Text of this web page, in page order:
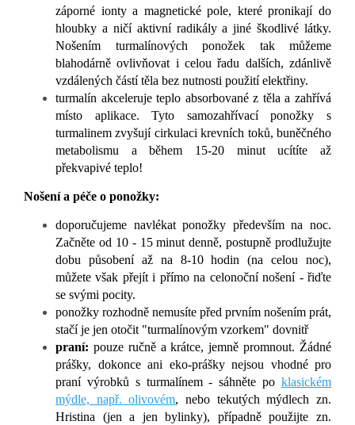
záporné ionty a magnetické pole, které pronikají do
hloubky a ničí aktivní radikály a jiné škodlivé látky.
Nošením turmalínových ponožek tak můžeme
blahodárně ovlivňovat i celou řadu dalších, zdánlivě
vzdálených částí těla bez nutnosti použití elektřiny.
turmalín akceleruje teplo absorbované z těla a zahřívá
místo aplikace. Tyto samozahřívací ponožky s
turmalinem zvyšují cirkulaci krevních toků, buněčného
metabolismu a během 15-20 minut ucítíte až
překvapivé teplo!
Nošení a péče o ponožky:
doporučujeme navlékat ponožky především na noc.
Začněte od 10 - 15 minut denně, postupně prodlužujte
dobu působení až na 8-10 hodin (na celou noc),
můžete však přejít i přímo na celonoční nošení - řiďte
se svými pocity.
ponožky rozhodně nemusíte před prvním nošením prát,
stačí je jen otočit "turmalínovým vzorkem" dovnitř
praní: pouze ručně a krátce, jemně promnout. Žádné
prášky, dokonce ani eko-prášky nejsou vhodné pro
praní výrobků s turmalínem - sáhněte po klasickém
mýdle, např. olivovém, nebo tekutých mýdlech zn.
Hristina (jen a jen bylinky), případně použijte zn.